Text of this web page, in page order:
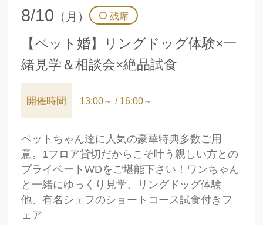
8/10 （月） 残席
【ペット婚】リングドッグ体験×一
緒見学＆相談会×絶品試食
開催時間 13:00～ / 16:00～
ペットちゃん達に人気の豪華特典多数ご用
意。1フロア貸切だからこそ叶う親しい方との
プライベートWDをご堪能下さい！ワンちゃん
と一緒にゆっくり見学、リングドッグ体験
他、有名シェフのショートコース試食付きフ
ェア